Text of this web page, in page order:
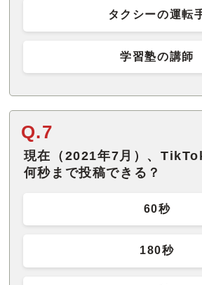
タクシーの運転
学習塾の講師
Q.7
現在（2021年7月）、
何秒まで投稿できる？
60秒
180秒